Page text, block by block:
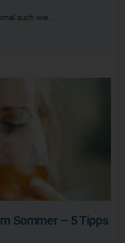
auch wie
Sommer – 5 Tipps